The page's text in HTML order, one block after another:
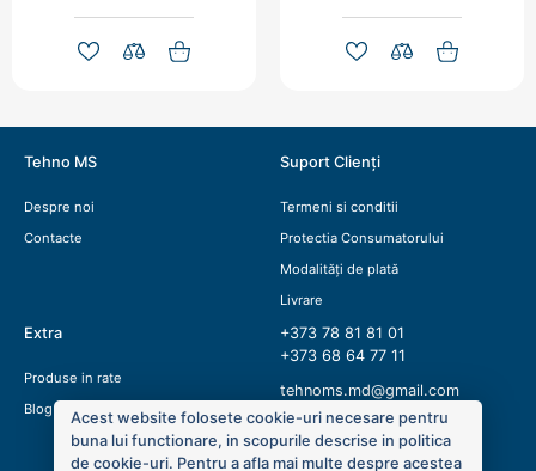
Tehno MS
Despre noi
Contacte
Suport Clienți
Termeni si conditii
Protectia Consumatorului
Modalități de plată
Livrare
Extra
Produse in rate
Blog
+373 78 81 81 01
+373 68 64 77 11
tehnoms.md@gmail.com
Acest website folosete cookie-uri necesare pentru
buna lui functionare, in scopurile descrise in politica
de cookie-uri. Pentru a afla mai multe despre acestea